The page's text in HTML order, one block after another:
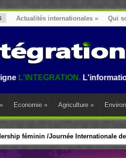
Actualités internationales » Qui
L'information au
» Economie » Agriculture »
féminin /Journée Internationale